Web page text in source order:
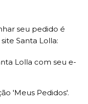
seu pedido é
Santa Lolla:
Lolla com seu e-
'Meus Pedidos'.